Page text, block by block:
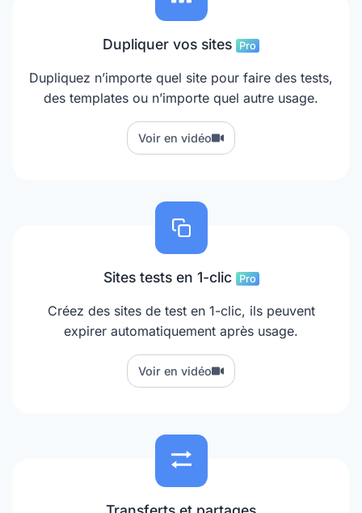
Dupliquer vos sites Pro
Dupliquez n’importe quel site pour faire des tests,
des templates ou n’importe quel autre usage.
Voir en vidéo
Sites tests en 1-clic Pro
Créez des sites de test en 1-clic, ils peuvent
expirer automatiquement après usage.
Voir en vidéo